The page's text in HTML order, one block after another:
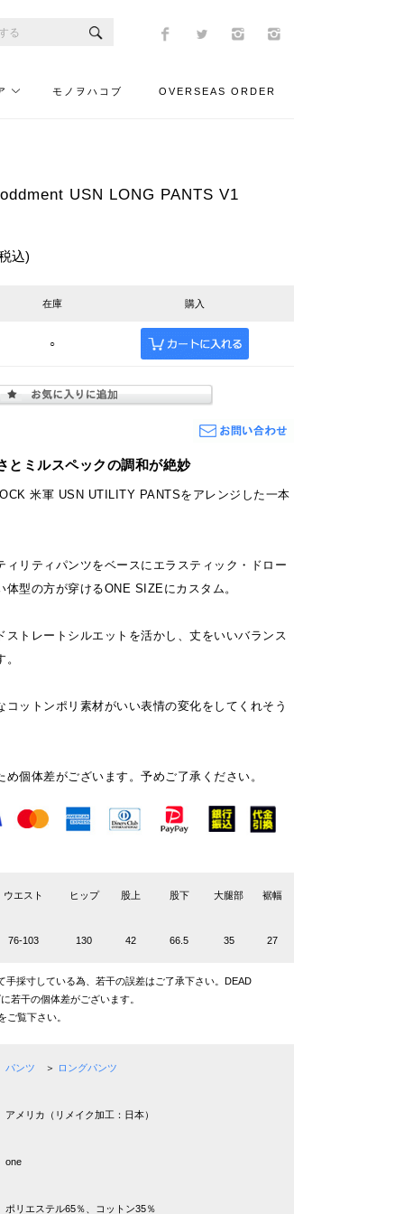
モノヲハコブ OVERSEAS ORDER
USN LONG PANTS V1
込)
在庫 購入
○
とミルスペックの調和が絶妙
米軍 USN UTILITY PANTSをアレンジした一本
ィリティパンツをベースにエラスティック・ドロー
体型の方が穿けるONE SIZEにカスタム。
ストレートシルエットを活かし、丈をいいバランス
コットンポリ素材がいい表情の変化をしてくれそう
個体差がございます。予めご了承ください。
ウエスト ヒップ 股上 股下 大腿部 裾幅
76-103 130 42 66.5 35 27
手採寸している為、若干の誤差はご了承下さい。DEAD
若干の個体差がございます。
ご覧下さい。
パンツ ＞ ロングパンツ
アメリカ（リメイク加工：日本）
one
ポリエステル65％、コットン35％